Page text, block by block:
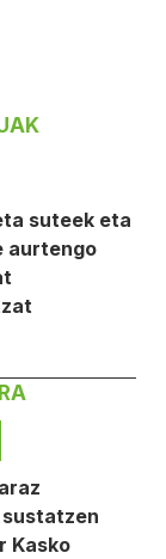
suteek eta
aurtengo
Kasko